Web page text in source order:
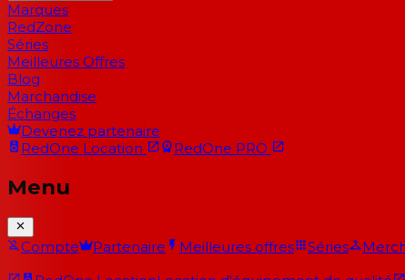
Marques
RedZone
Séries
Meilleures Offres
Blog
Marchandise
Échanges
Devenez partenaire
RedOne Location RedOne PRO
Menu
Compte Partenaire Meilleures offres Séries